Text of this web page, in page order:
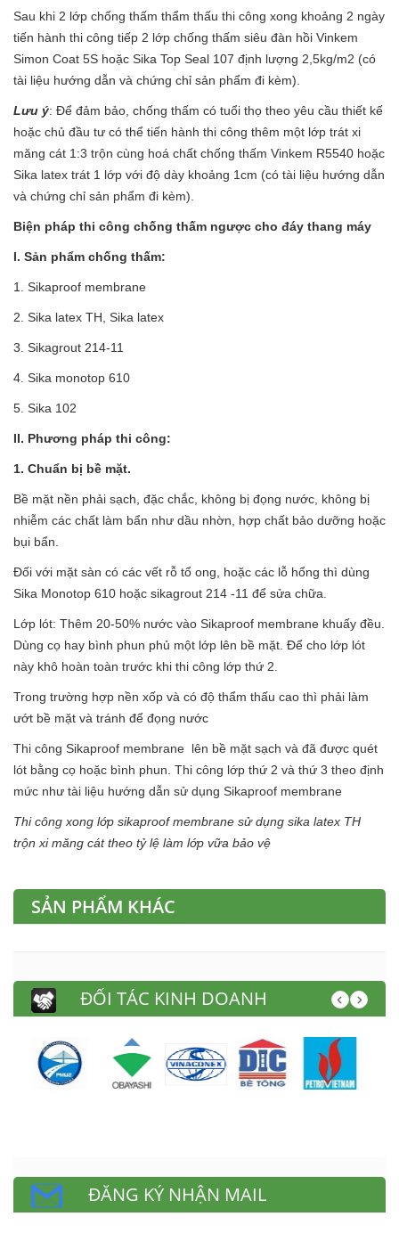
Sau khi 2 lớp chống thấm thẩm thấu thi công xong khoảng 2 ngày
tiến hành thi công tiếp 2 lớp chống thấm siêu đàn hồi Vinkem
Simon Coat 5S hoặc Sika Top Seal 107 định lượng 2,5kg/m2 (có
tài liệu hướng dẫn và chứng chỉ sản phẩm đi kèm).
Lưu ý: Để đảm bảo, chống thấm có tuổi thọ theo yêu cầu thiết kế
hoặc chủ đầu tư có thể tiến hành thi công thêm một lớp trát xi
măng cát 1:3 trộn cùng hoá chất chống thấm Vinkem R5540 hoặc
Sika latex trát 1 lớp với độ dày khoảng 1cm (có tài liệu hướng dẫn
và chứng chỉ sản phẩm đi kèm).
Biện pháp thi công chống thấm ngược cho đáy thang máy
I. Sản phẩm chống thấm:
1. Sikaproof membrane
2. Sika latex TH, Sika latex
3. Sikagrout 214-11
4. Sika monotop 610
5. Sika 102
II. Phương pháp thi công:
1. Chuẩn bị bề mặt.
Bề mặt nền phải sạch, đặc chắc, không bị đọng nước, không bị
nhiễm các chất làm bẩn như dầu nhờn, hợp chất bảo dưỡng hoặc
bụi bẩn.
Đối với mặt sàn có các vết rỗ tổ ong, hoặc các lỗ hổng thì dùng
Sika Monotop 610 hoặc sikagrout 214 -11 để sửa chữa.
Lớp lót: Thêm 20-50% nước vào Sikaproof membrane khuấy đều.
Dùng cọ hay bình phun phủ một lớp lên bề mặt. Để cho lớp lót
này khô hoàn toàn trước khi thi công lớp thứ 2.
Trong trường hợp nền xốp và có độ thẩm thấu cao thì phải làm
ướt bề mặt và tránh để đọng nước
Thi công Sikaproof membrane lên bề mặt sạch và đã được quét
lót bằng cọ hoặc bình phun. Thi công lớp thứ 2 và thứ 3 theo định
mức như tài liệu hướng dẫn sử dụng Sikaproof membrane
Thi công xong lớp sikaproof membrane sử dụng sika latex TH
trộn xi măng cát theo tỷ lệ làm lớp vữa bảo vệ
SẢN PHẨM KHÁC
ĐỐI TÁC KINH DOANH
ĐĂNG KÝ NHẬN MAIL